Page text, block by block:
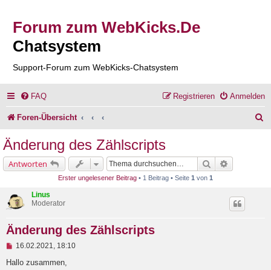
Forum zum WebKicks.De
Chatsystem
Support-Forum zum WebKicks-Chatsystem
FAQ Anmelden
Registrieren
Foren-Übersicht
Änderung des Zählscripts
Antworten Suche
Erster ungelesener Beitrag • 1 Beitrag • Seite 1 von 1
Linus
Moderator
Änderung des Zählscripts
U
g
16.02.2021, 18:10
Hallo zusammen,